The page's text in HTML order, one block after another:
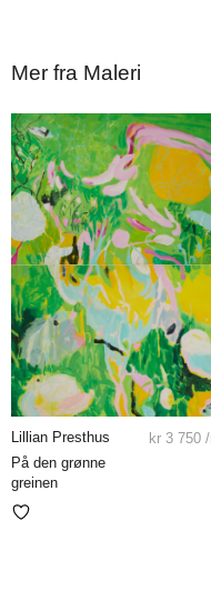
Mer fra Maleri
Lillian Presthus
På den grønne
greinen
kr 3 750